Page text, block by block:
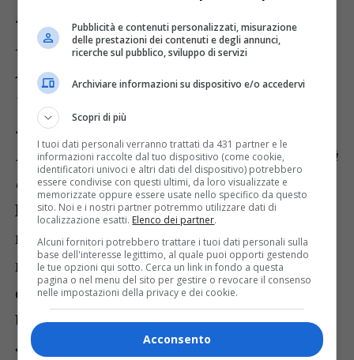
storia di tre preti friulani, don Giuseppe
Marchetti, don Francesco Placereani e don
Antonio Bellina che hanno dedicato la loro
vita al Friuli e alla sua gente, insegnando la
storia, la lingua e la cultura e, soprattutto,
insegnando a riconoscere la propria identità
e a lottare per essa», ha spiegato il regista.
Predis propone una fotografia in bianco e
nero che richiama un Friuli dimenticato
ma eterno, abitato da persone che vivono
e lavorano ancora a contatto con la terra.
Una scelta dell’autore che così ha voluto
«
rappresentare il Friuli attuale, diverso
Pubblicità e contenuti personalizzati, misurazione
delle prestazioni dei contenuti e degli annunci,
ricerche sul pubblico, sviluppo di servizi
Archiviare informazioni su dispositivo e/o accedervi
Scopri di più
I tuoi dati personali verranno trattati da 431 partner e le
informazioni raccolte dal tuo dispositivo (come cookie,
identificatori univoci e altri dati del dispositivo) potrebbero
essere condivise con questi ultimi, da loro visualizzate e
memorizzate oppure essere usate nello specifico da questo
sito. Noi e i nostri partner potremmo utilizzare dati di
localizzazione esatti. Elenco dei partner.
Alcuni fornitori potrebbero trattare i tuoi dati personali sulla
base dell'interesse legittimo, al quale puoi opporti gestendo
le tue opzioni qui sotto. Cerca un link in fondo a questa
pagina o nel menu del sito per gestire o revocare il consenso
nelle impostazioni della privacy e dei cookie.
Acconsento